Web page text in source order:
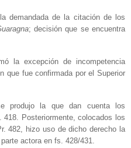
demandada de la citación de los
; decisión que se encuentra
la excepción de incompetencia
que fue confirmada por el Superior
produjo la que dan cuenta los
Posteriormente, colocados los
482, hizo uso de dicho derecho la
actora en fs. 428/431.